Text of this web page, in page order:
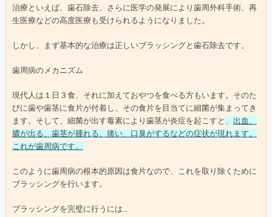
治療といえば、歯石除去、さらに医学の発展により歯周外科手術、再
生医療などの高度医療も受けられるようになりました。
しかし、まず基本的な治療は正しいブラッシングと歯石除去です。
歯周病のメカニズム
現代人は１日３食、それに加えておやつを食べる方もいます。そのた
びに歯や歯茎に食片が付着し、その食片を目当てに細菌が集まってき
ます。そして、細菌が出す毒素により歯茎が炎症を起こすと 、 出血、
膿が出る、歯茎が腫れる、痛い、口臭がするなどの症状が現れます。
これが歯周病です。
このように歯周病の根本的原因は食片なので、これを取り除くために
ブラッシングを行います。
ブラッシングを完璧に行うには…